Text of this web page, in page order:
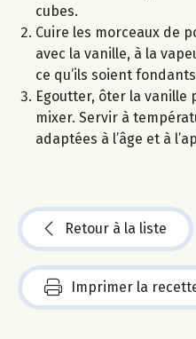
cubes.
Cuire les morceaux de
avec la vanille, à la
ce qu’ils soient
Egoutter, ôter la vanille
mixer. Servir à
adaptées à l’âge et à
Retour à la liste
Imprimer la